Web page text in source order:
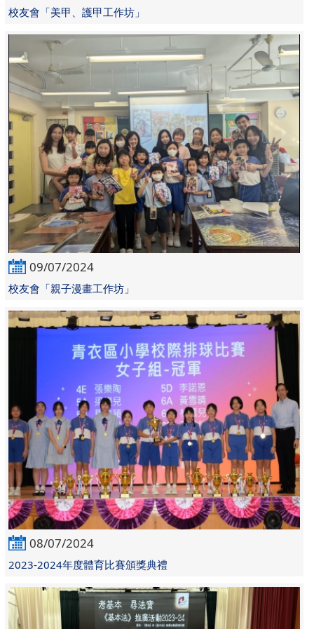
校友會「美甲、護甲工作坊」
09/07/2024
校友會「親子漫畫工作坊」
08/07/2024
2023-2024年度體育比賽頒獎典禮